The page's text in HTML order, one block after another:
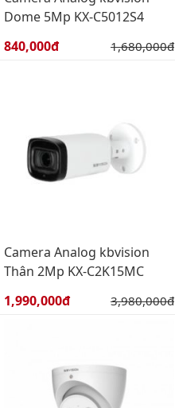
Dome 5Mp KX-C5012S4
Giá bán:
840,000đ Giá gốc:
1,680,000đ
Camera Analog kbvision
Thân 2Mp KX-C2K15MC
Giá bán:
1,990,000đ Giá gốc:
3,980,000đ